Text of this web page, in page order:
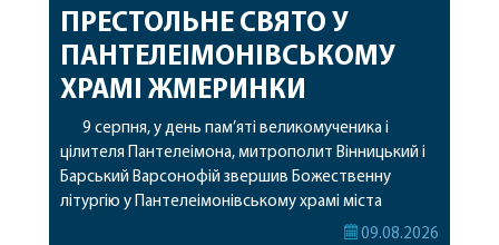
ПРЕСТОЛЬНЕ СВЯТО У
ПАНТЕЛЕІМОНІВСЬКОМУ
ХРАМІ ЖМЕРИНКИ
9 серпня, у день пам’яті великомученика і
цілителя Пантелеімона, митрополит Вінницький і
Барський Варсонофій звершив Божественну
літургію у Пантелеімонівському храмі міста
Жмеринки. Перед початком богослужіння09.08.2026